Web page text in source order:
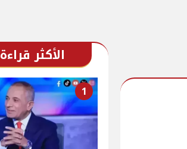
الأكثر قراءة
1